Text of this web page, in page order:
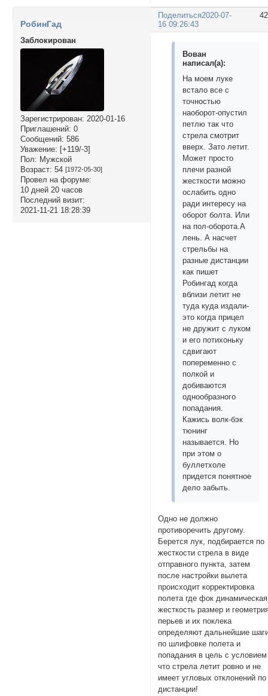
Поделиться2020-07-
16 09:26:43
РобинГад
Заблокирован
Зарегистрирован: 2020-01-16
Приглашений: 0
Сообщений: 586
Уважение: [+119/-3]
Пол: Мужской
Возраст: 54 [1972-05-30]
Провел на форуме:
10 дней 20 часов
Последний визит:
2021-11-21 18:28:39
Вован
написал(а):
На моем луке
встало все с
точностью
наоборот-опустил
петлю так что
стрела смотрит
вверх. Зато летит.
Может просто
плечи разной
жесткости можно
ослабить одно
ради интересу на
оборот болта. Или
на пол-оборота.А
лень. А насчет
стрельбы на
разные дистанции
как пишет
Робингад когда
вблизи летит не
туда куда издали-
это когда прицел
не дружит с луком
и его потихоньку
сдвигают
попеременно с
полкой и
добиваются
однообразного
попадания.
Кажись волк-бэк
тюнинг
называется. Но
при этом о
буллетхоле
придется понятное
дело забыть.
Одно не должно
противоречить другому.
Берется лук, подбирается по
жесткости стрела в виде
отправного пункта, затем
после настройки вылета
происходит корректировка
полета где фок динамическая
жесткость размер и
перьев и их поклека
определяют дальнейшие
по шлифовке полета и
попадания в цель с
что стрела летит ровно и не
имеет угловых отклонений по
дистанции!